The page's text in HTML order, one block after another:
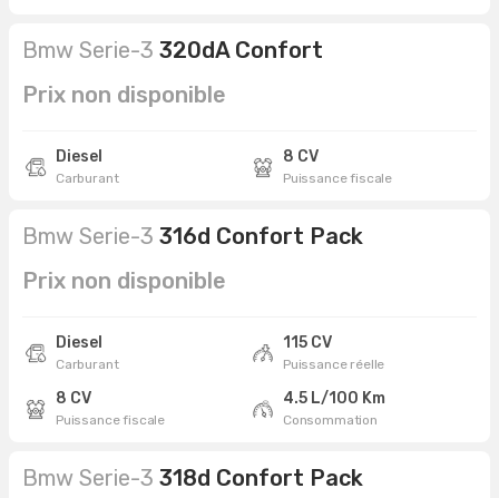
Bmw Serie-3 320dA Confort
Prix non disponible
Diesel
Carburant
8 CV
Puissance fiscale
Bmw Serie-3 316d Confort Pack
Prix non disponible
Diesel
Carburant
115 CV
Puissance réelle
8 CV
Puissance fiscale
4.5 L/100 Km
Consommation
Bmw Serie-3 318d Confort Pack